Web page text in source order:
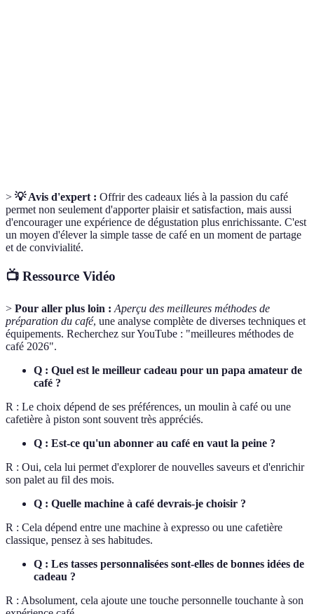
> 💡 Avis d'expert : Offrir des cadeaux liés à la passion du café
permet non seulement d'apporter plaisir et satisfaction, mais aussi
d'encourager une expérience de dégustation plus enrichissante. C'est
un moyen d'élever la simple tasse de café en un moment de partage
et de convivialité.
📺 Ressource Vidéo
> Pour aller plus loin : Aperçu des meilleures méthodes de
préparation du café, une analyse complète de diverses techniques et
équipements. Recherchez sur YouTube : "meilleures méthodes de
café 2026".
Q : Quel est le meilleur cadeau pour un papa amateur de
café ?
R : Le choix dépend de ses préférences, un moulin à café ou une
cafetière à piston sont souvent très appréciés.
Q : Est-ce qu'un abonner au café en vaut la peine ?
R : Oui, cela lui permet d'explorer de nouvelles saveurs et d'enrichir
son palet au fil des mois.
Q : Quelle machine à café devrais-je choisir ?
R : Cela dépend entre une machine à expresso ou une cafetière
classique, pensez à ses habitudes.
Q : Les tasses personnalisées sont-elles de bonnes idées de
cadeau ?
R : Absolument, cela ajoute une touche personnelle touchante à son